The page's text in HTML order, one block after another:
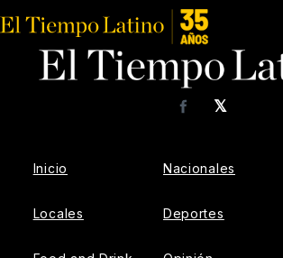
𝕏
Facebook
Inicio
Locales
Nacionales
Deportes